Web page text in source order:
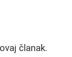
članak.